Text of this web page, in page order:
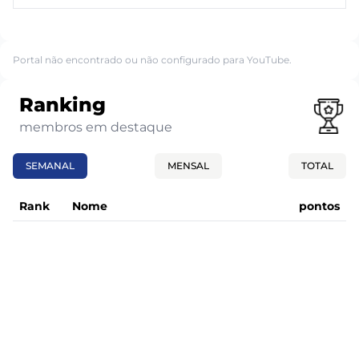
Portal não encontrado ou não configurado para YouTube.
Ranking
membros em destaque
SEMANAL MENSAL TOTAL
Rank Nome pontos